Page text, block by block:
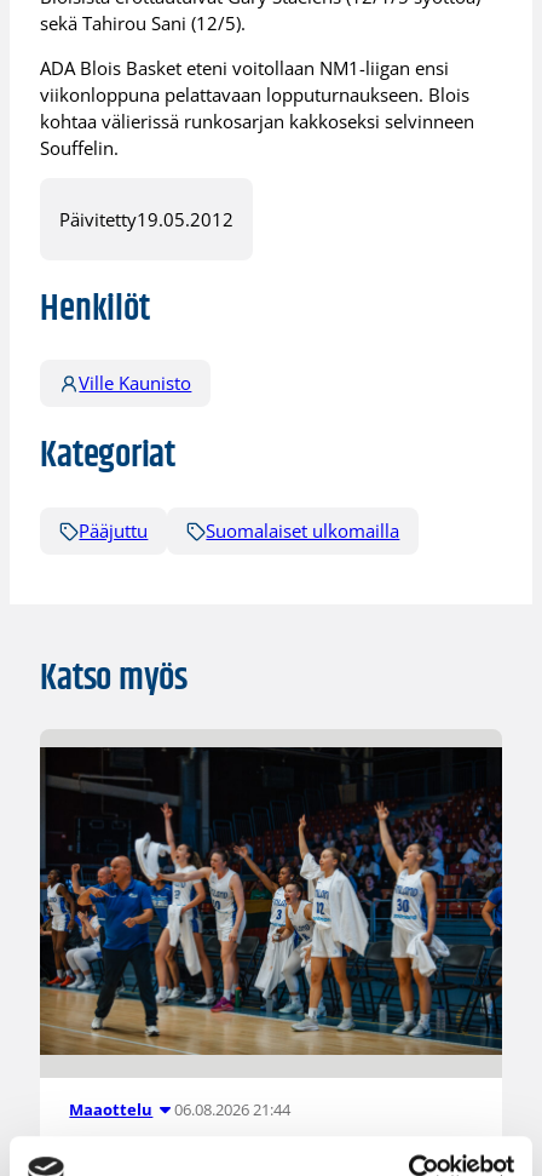
sekä Tahirou Sani (12/5).
ADA Blois Basket eteni voitollaan NM1-liigan ensi
viikonloppuna pelattavaan lopputurnaukseen. Blois
kohtaa välierissä runkosarjan kakkoseksi selvinneen
Souffelin.
Päivitetty19.05.2012
Henkilöt
Ville Kaunisto
Kategoriat
Pääjuttu Suomalaiset ulkomailla
Katso myös
Maaottelu 06.08.2026 21:44